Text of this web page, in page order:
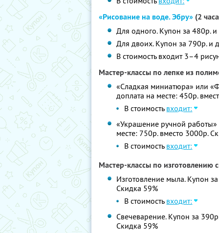
«Рисование на воде. Эбру» (2
Для одного. Купон за 480р.
Для двоих. Купон за 790р. и
В стоимость входит 3–4
Мастер-классы по лепке из
«Сладкая миниатюра» или
доплата на месте: 450р.
В стоимость входит:
«Украшение ручной работы»
месте: 750р. вместо 3000р.
В стоимость входит:
Мастер-классы по изготовлению
Изготовление мыла. Купон
Скидка 59%
В стоимость входит:
Свечеварение. Купон за
Скидка 59%